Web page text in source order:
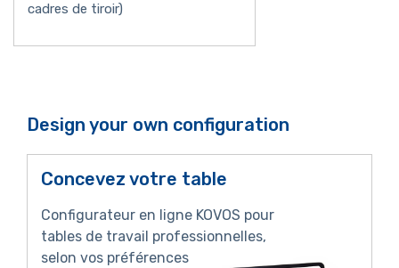
cadres de tiroir)
Design your own configuration
Concevez votre table
Configurateur en ligne KOVOS pour
tables de travail professionnelles,
selon vos préférences